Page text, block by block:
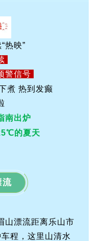
热映”
警信号
煮 热到发癫
南出炉
的夏天
流
山漂流距离乐山市
程，这里山清水